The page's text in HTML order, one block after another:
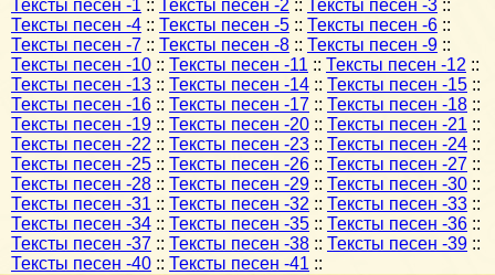
Тексты песен -1 :: Тексты песен -2 :: Тексты песен -3 ::
Тексты песен -4 :: Тексты песен -5 :: Тексты песен -6 ::
Тексты песен -7 :: Тексты песен -8 :: Тексты песен -9 ::
Тексты песен -10 :: Тексты песен -11 :: Тексты песен -12 ::
Тексты песен -13 :: Тексты песен -14 :: Тексты песен -15 ::
Тексты песен -16 :: Тексты песен -17 :: Тексты песен -18 ::
Тексты песен -19 :: Тексты песен -20 :: Тексты песен -21 ::
Тексты песен -22 :: Тексты песен -23 :: Тексты песен -24 ::
Тексты песен -25 :: Тексты песен -26 :: Тексты песен -27 ::
Тексты песен -28 :: Тексты песен -29 :: Тексты песен -30 ::
Тексты песен -31 :: Тексты песен -32 :: Тексты песен -33 ::
Тексты песен -34 :: Тексты песен -35 :: Тексты песен -36 ::
Тексты песен -37 :: Тексты песен -38 :: Тексты песен -39 ::
Тексты песен -40 :: Тексты песен -41 ::